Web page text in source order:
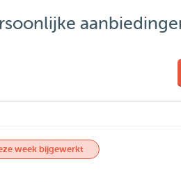
week bijgewerkt